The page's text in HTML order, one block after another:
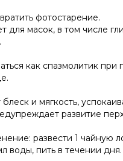
фотостарение.
для масок, в том числе
как спазмолитик при
и мягкость,
развитие
развести 1 чайную
воды, пить в течении дня.